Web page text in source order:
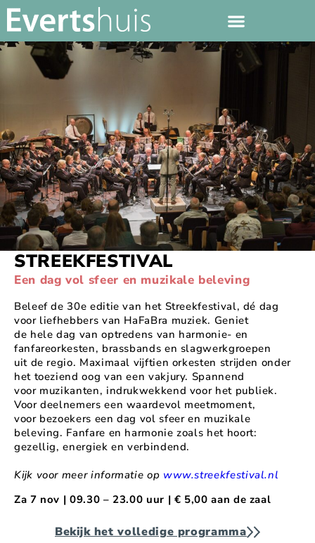
STREEKFESTIVAL
Een dag vol sfeer en muzikale beleving
Beleef de 30e editie van het Streekfestival, dé dag
voor liefhebbers van HaFaBra muziek. Geniet
de hele dag van optredens van harmonie- en
fanfareorkesten, brassbands en slagwerkgroepen
uit de regio. Maximaal vijftien orkesten strijden onder
het toeziend oog van een vakjury. Spannend
voor muzikanten, indrukwekkend voor het publiek.
Voor deelnemers een waardevol meetmoment,
voor bezoekers een dag vol sfeer en muzikale
beleving. Fanfare en harmonie zoals het hoort:
gezellig, energiek en verbindend.
Kijk voor meer informatie op www.streekfestival.nl
Za 7 nov | 09.30 – 23.00 uur | € 5,00 aan de zaal
Bekijk het volledige programma